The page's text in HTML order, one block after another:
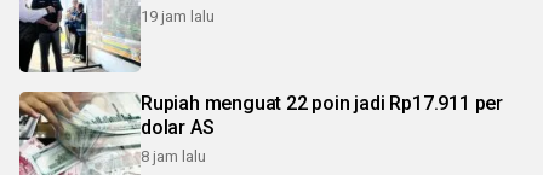
19 jam lalu
Rupiah menguat 22 poin jadi Rp17.911 per
dolar AS
8 jam lalu